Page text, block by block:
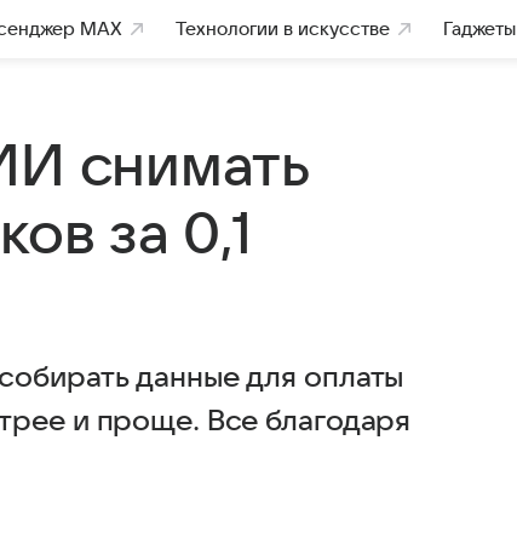
MAX Технологии в искусстве Гаджеты
снимать
за 0,1
данные для оплаты
и проще. Все благодаря